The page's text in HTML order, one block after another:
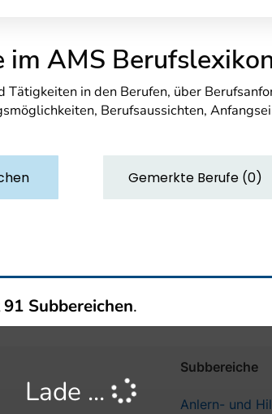
im AMS
in den Berufen, über
Berufsaussichten,
Gemerkte Berufe (0)
91 Subbereichen.
Lade ...
Subbereiche
Anlern- und